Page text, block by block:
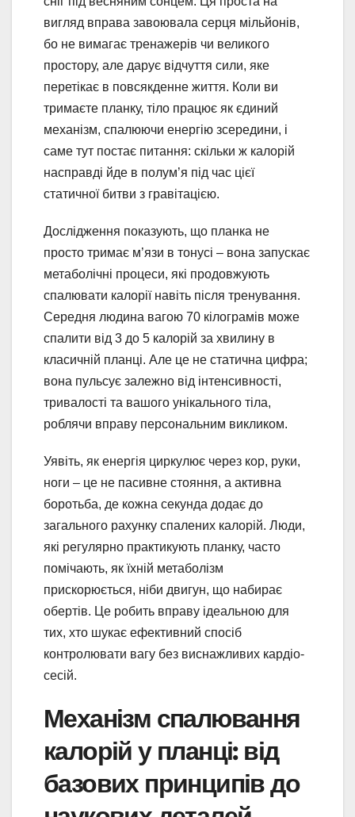
вигляд вправа завоювала серця мільйонів,
бо не вимагає тренажерів чи великого
простору, але дарує відчуття сили, яке
перетікає в повсякденне життя. Коли ви
тримаєте планку, тіло працює як єдиний
механізм, спалюючи енергію зсередини, і
саме тут постає питання: скільки ж калорій
насправді йде в полум’я під час цієї
статичної битви з гравітацією.
Дослідження показують, що планка не
просто тримає м’язи в тонусі – вона запускає
метаболічні процеси, які продовжують
спалювати калорії навіть після тренування.
Середня людина вагою 70 кілограмів може
спалити від 3 до 5 калорій за хвилину в
класичній планці. Але це не статична цифра;
вона пульсує залежно від інтенсивності,
тривалості та вашого унікального тіла,
роблячи вправу персональним викликом.
Уявіть, як енергія циркулює через кор, руки,
ноги – це не пасивне стояння, а активна
боротьба, де кожна секунда додає до
загального рахунку спалених калорій. Люди,
які регулярно практикують планку, часто
помічають, як їхній метаболізм
прискорюється, ніби двигун, що набирає
обертів. Це робить вправу ідеальною для
тих, хто шукає ефективний спосіб
контролювати вагу без виснажливих кардіо-
сесій.
Механізм спалювання
калорій у планці: від
базових принципів до